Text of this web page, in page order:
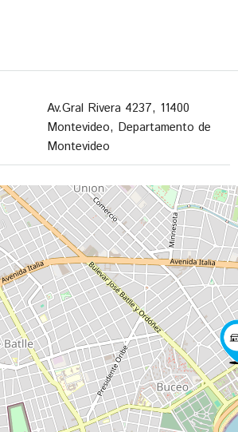
Av.Gral Rivera 4237, 11400
Montevideo, Departamento de
Montevideo